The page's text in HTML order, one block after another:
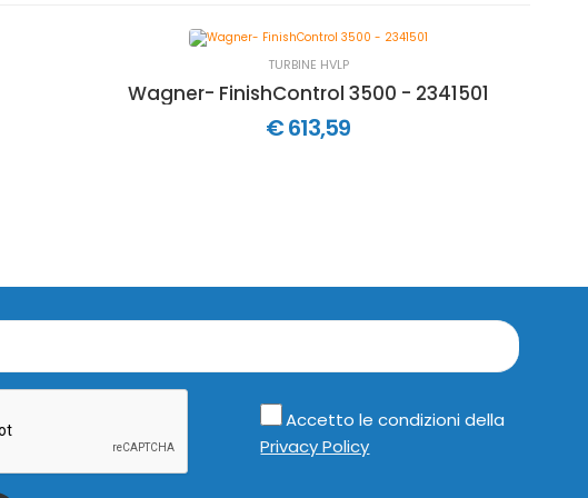
TURBINE HVLP
Wagner- FinishControl 3500 - 2341501
€ 613,59
Accetto le condizioni della
Privacy Policy